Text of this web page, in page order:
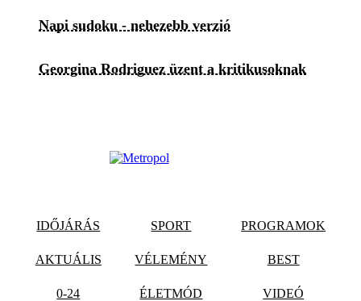
Napi sudoku - nehezebb verzió
Georgina Rodriguez üzent a kritikusoknak
IDŐJÁRÁS SPORT PROGRAMOK
AKTUÁLIS VÉLEMÉNY BEST
0-24 ÉLETMÓD VIDEÓ